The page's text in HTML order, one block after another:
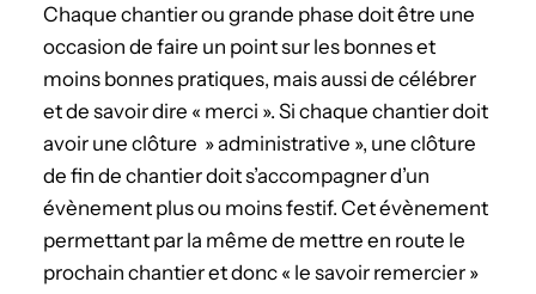
Chaque chantier ou grande phase doit être une
occasion de faire un point sur les bonnes et
moins bonnes pratiques, mais aussi de célébrer
et de savoir dire « merci ». Si chaque chantier doit
avoir une clôture » administrative », une clôture
de fin de chantier doit s’accompagner d’un
évènement plus ou moins festif. Cet évènement
permettant par la même de mettre en route le
prochain chantier et donc « le savoir remercier »